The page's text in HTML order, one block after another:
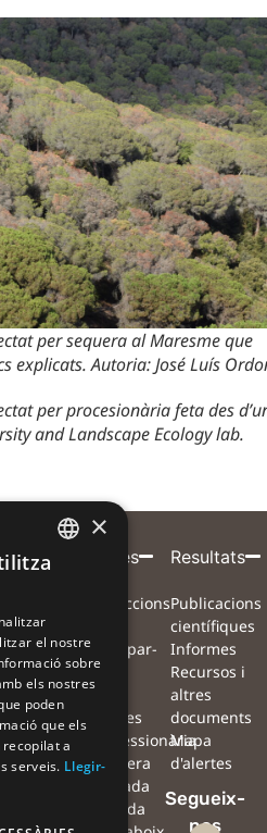
per sequera al Maresme que
explicats. Autoria: José Luís
per procesionària feta des
and Landscape Ecology lab.
de
freqüents
Alertes
Instruccions
participar-
hi
Mapa
d'alertes
#Processionària
#Sequera
#Ventada
#Nevada
Resultats
Publicacions
científiques
Informes
Recursos i
altres
documents
Mapa
d'alertes
Segueix-
nos
SPANISH
×
el nostre
sobre
els nostres
poden
que els
a
serveis. Llegir-